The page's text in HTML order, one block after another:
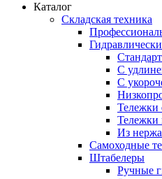
Каталог
Складская техника
С
С
Тележки
Тележки
Из
Самоходные
Штабелеры
Ручные